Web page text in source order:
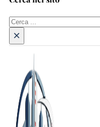
Cerca
×